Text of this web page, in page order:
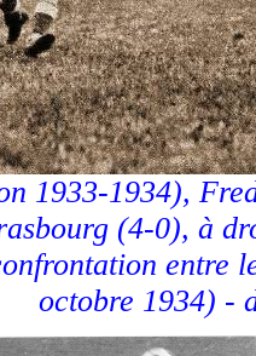
1933-1934),
(4-0), à
entre
octobre 1934) -